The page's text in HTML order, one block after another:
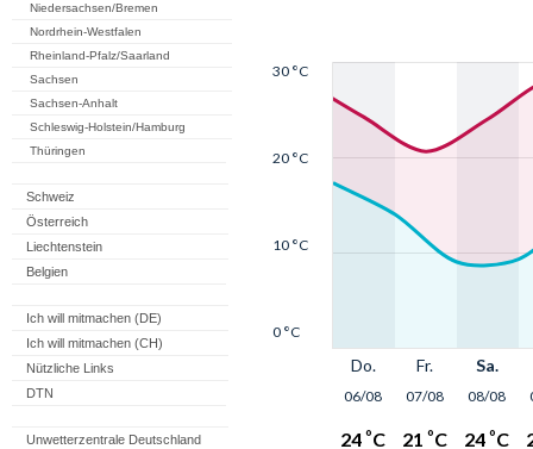
Niedersachsen/Bremen
Nordrhein-Westfalen
Rheinland-Pfalz/Saarland
Sachsen
Sachsen-Anhalt
Schleswig-Holstein/Hamburg
Thüringen
Schweiz
Österreich
Liechtenstein
Belgien
Ich will mitmachen (DE)
Ich will mitmachen (CH)
Nützliche Links
DTN
Unwetterzentrale Deutschland